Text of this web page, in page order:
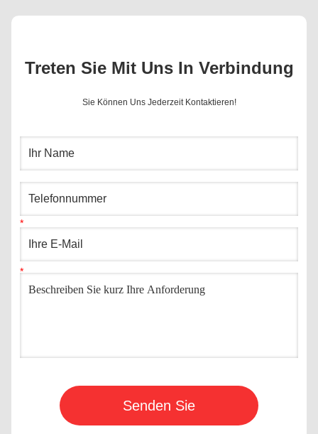
Treten Sie Mit Uns In Verbindung
Sie Können Uns Jederzeit Kontaktieren!
Senden Sie